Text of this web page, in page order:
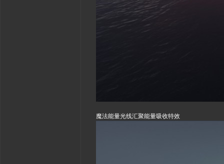
魔法能量光线汇聚能量吸收特效